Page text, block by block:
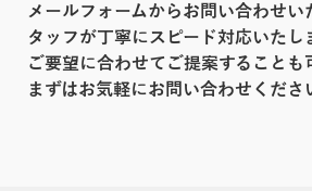
メールフォームからお問い合わせい
タッフが丁寧にスピード対応いたし
ご要望に合わせてご提案することも
まずはお気軽にお問い合わせくださ